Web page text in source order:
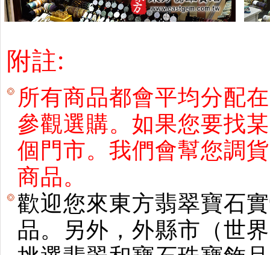
附註:
所有商品都會平均分配
參觀選購。如果您要找
個門市。我們會幫您調
商品。
歡迎您來東方翡翠寶石
品。另外，外縣市（世